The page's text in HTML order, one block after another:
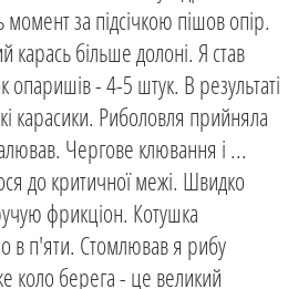
момент за підсічкою пішов опір.
карась більше долоні. Я став
опаришів - 4-5 штук. В результаті
карасики. Риболовля прийняла
Чергове клювання і ...
до критичної межі. Швидко
фрикціон. Котушка
в п'яти. Стомлював я рибу
коло берега - це великий